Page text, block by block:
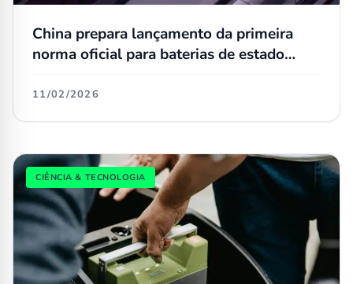
China prepara lançamento da primeira
norma oficial para baterias de estado
11/02/2026
CIÊNCIA & TECNOLOGIA